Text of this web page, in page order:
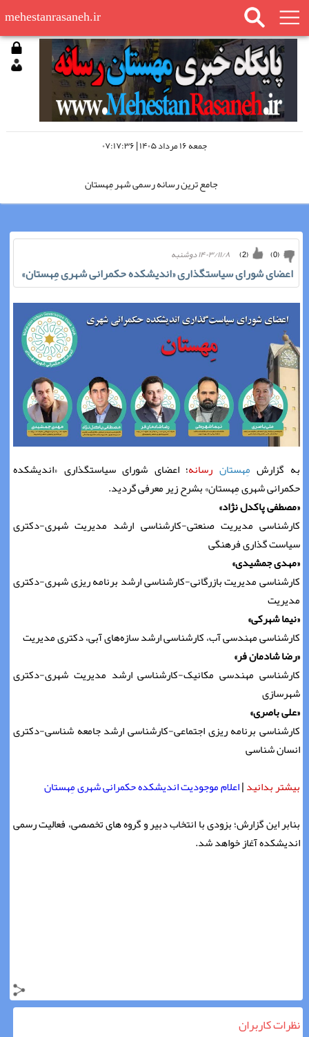
mehestanrasaneh.ir
جمعه ۱۶ مرداد ۱۴۰۵ | ۰۷:۱۷:۳۶
جامع ترین رسانه رسمی شهر مِهستان
مِهستان رسانه؛ «چشم سوم شهر»۱۴۰۳/۱۱/۸ دوشنبه (
2
) (
0
)
اعضای شورای سیاستگذاری «اندیشکده حکمرانی شهری مِهستان»
به گزارش مِهستان رسانه؛ اعضای شورای سیاستگذاری «اندیشکده
حکمرانی شهری مِهستان» بشرح زیر معرفی گردید.
«مصطفی پاکدل نژاد»
کارشناسی مدیریت صنعتی-کارشناسی ارشد مدیریت شهری-دکتری
سیاست گذاری فرهنگی
«مهدی جمشیدی»
کارشناسی مدیریت بازرگانی-کارشناسی ارشد برنامه ریزی شهری-دکتری
مدیریت
«نیما شهرکی»
کارشناسی مهندسی آب، کارشناسی ارشد سازه‌های آبی، دکتری مدیریت
«رضا شادمان فر»
کارشناسی مهندسی مکانیک-کارشناسی ارشد مدیریت شهری-دکتری
شهرسازی
«علی باصری»
کارشناسی برنامه ریزی اجتماعی-کارشناسی ارشد جامعه شناسی-دکتری
انسان شناسی
بیشتر بدانید|اعلام موجودیت اندیشکده حکمرانی شهری مِهستان
بنابر این گزارش؛ بزودی با انتخاب دبیر و گروه های تخصصی، فعالیت رسمی
اندیشکده آغاز خواهد شد.
نظرات کاربران